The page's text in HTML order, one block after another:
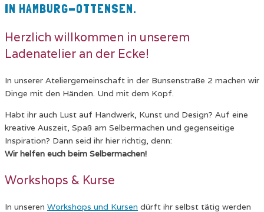
IN HAMBURG-OTTENSEN.
Herzlich willkommen in unserem
Ladenatelier an der Ecke!
In unserer Ateliergemeinschaft in der Bunsenstraße 2 machen wir
Dinge mit den Händen. Und mit dem Kopf.
Habt ihr auch Lust auf Handwerk, Kunst und Design? Auf eine
kreative Auszeit, Spaß am Selbermachen und gegenseitige
Inspiration? Dann seid ihr hier richtig, denn:
Wir helfen euch beim Selbermachen!
Workshops & Kurse
In unseren Workshops und Kursen dürft ihr selbst tätig werden